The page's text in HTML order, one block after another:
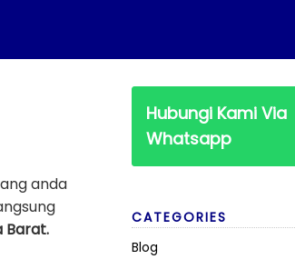
anda
Barat.
Hubungi Kami Via
Whatsapp
CATEGORIES
Blog